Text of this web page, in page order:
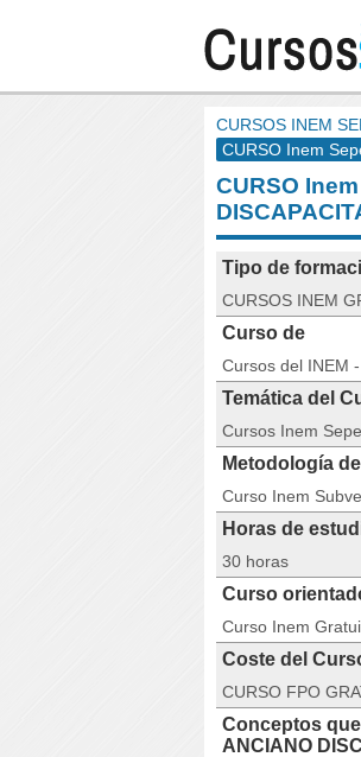
CURSOS INEM
CURSO Inem
CURSO
Tipo de
CURSOS INEM
Curso de
Cursos del INEM
Temática del
Cursos Inem
Metodología
Curso Inem
Horas de
30 horas
Curso
Curso Inem
Coste del
CURSO FPO
Conceptos que
ANCIANO